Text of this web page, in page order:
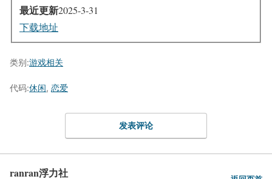
最近更新2025-3-31
下载地址
类别:游戏相关
代码:休闲, 恋爱
发表评论
ranran浮力社